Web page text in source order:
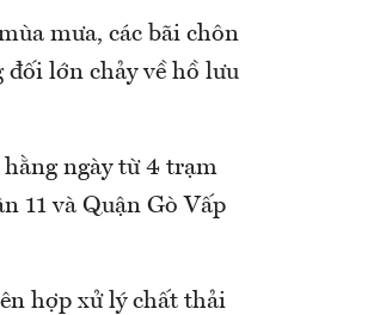
mưa, các bãi chôn
lớn chảy về hồ lưu
ngày từ 4 trạm
11 và Quận Gò Vấp
hợp xử lý chất thải